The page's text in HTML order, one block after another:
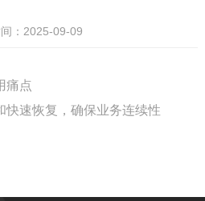
：2025-09-09
痛点
快速恢复，确保业务连续性